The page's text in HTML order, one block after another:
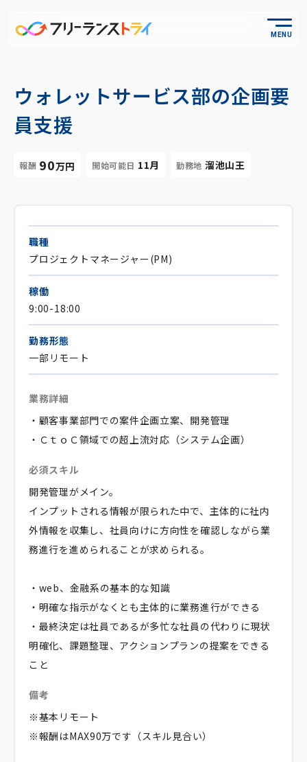
MENU
ウォレットサービス部の企画要
員支援
報酬 90万円 開始可能日 11月 勤務地 溜池山王
職種
プロジェクトマネージャー(PM)
稼働
9:00-18:00
勤務形態
一部リモート
業務詳細
・顧客事業部門での案件企画立案、開発管理
・ＣｔｏＣ領域での超上流対応（システム企画）
必須スキル
開発管理がメイン。
インプットされる情報が限られた中で、主体的に社内
外情報を収集し、社員向けに方向性を確認しながら業
務進行を進められることが求められる。
・web、金融系の基本的な知識
・明確な指示がなくとも主体的に業務進行ができる
・最終決定は社員であるが多忙な社員の代わりに現状
明確化、課題整理、アクションプランの提案をできる
こと
備考
※基本リモート
※報酬はMAX90万です（スキル見合い）